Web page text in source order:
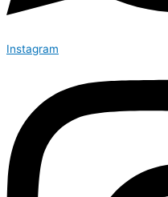
Instagram